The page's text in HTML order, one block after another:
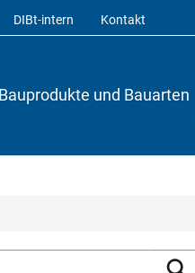
DIBt-intern Kontakt
Bauprodukte und Bauarten